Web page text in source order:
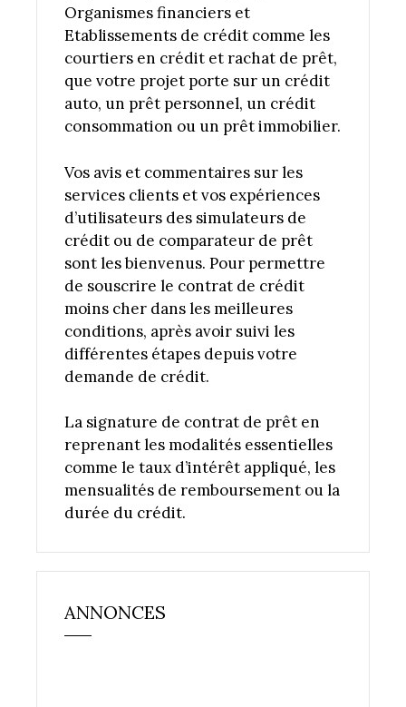
Organismes financiers et
Etablissements de crédit comme les
courtiers en crédit et rachat de prêt,
que votre projet porte sur un crédit
auto, un prêt personnel, un crédit
consommation ou un prêt immobilier.
Vos avis et commentaires sur les
services clients et vos expériences
d’utilisateurs des simulateurs de
crédit ou de comparateur de prêt
sont les bienvenus. Pour permettre
de souscrire le contrat de crédit
moins cher dans les meilleures
conditions, après avoir suivi les
différentes étapes depuis votre
demande de crédit.
La signature de contrat de prêt en
reprenant les modalités essentielles
comme le taux d’intérêt appliqué, les
mensualités de remboursement ou la
durée du crédit.
ANNONCES